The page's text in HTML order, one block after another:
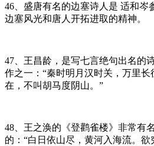
46、盛唐有名的边塞诗人是 适和岑
边塞风光和唐人开拓进取的精神。
47、王昌龄，是写七言绝句出名的
作之一：“秦时明月汉时关，万里
在，不叫胡马度阴山。”
48、王之涣的《登鹳雀楼》非常有
的：“白日依山尽，黄河入海流。